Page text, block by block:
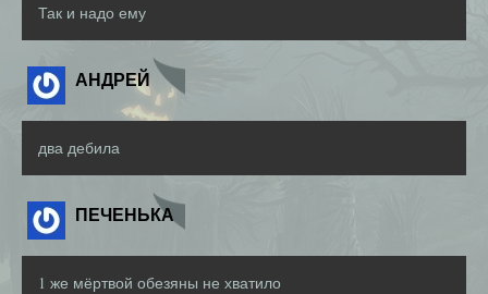
Так и надо ему
АНДРЕЙ
два дебила
ПЕЧЕНЬКА
1 же мёртвой обезяны не хватило